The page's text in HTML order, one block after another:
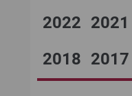
2022 2021
2018 2017